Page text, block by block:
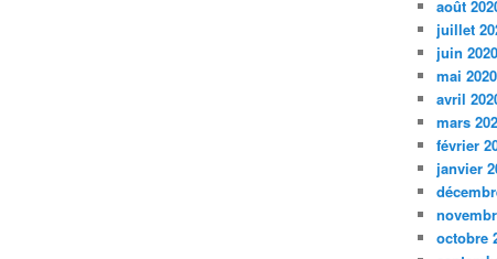
août
juillet
juin 2020
mai 2020
avril
mars
février
janvier
octobre